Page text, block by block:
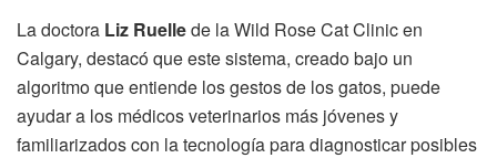
La doctora Liz Ruellede la Wild Rose Cat Clinic en
Calgary, destacó que este sistema, creado bajo un
algoritmo que entiende los gestos de los gatos, puede
ayudar a los médicos veterinarios más jóvenes y
familiarizados con la tecnología para diagnosticar posibles